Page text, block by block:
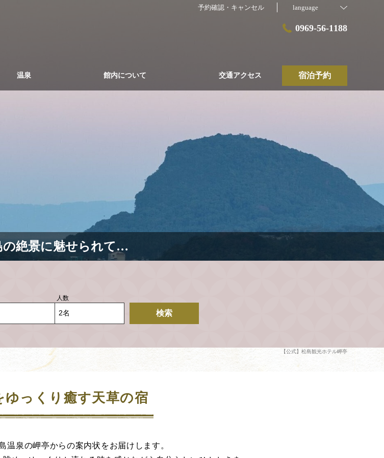
予約確認・キャンセル language
0969-56-1188
温泉 館内について 交通アクセス 宿泊予約
の絶景に魅せられて…
人数
検索
【公式】松島観光ホテル岬亭
ゆっくり癒す天草の宿
温泉の岬亭からの案内状をお届けします。